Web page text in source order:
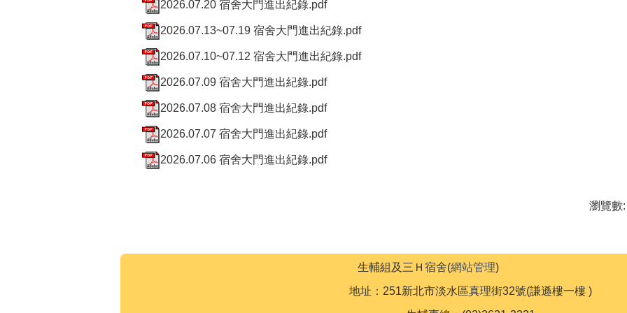
2026.07.20 宿舍大門進出紀錄.pdf
2026.07.13~07.19 宿舍大門進出紀錄.pdf
2026.07.10~07.12 宿舍大門進出紀錄.pdf
2026.07.09 宿舍大門進出紀錄.pdf
2026.07.08 宿舍大門進出紀錄.pdf
2026.07.07 宿舍大門進出紀錄.pdf
2026.07.06 宿舍大門進出紀錄.pdf
瀏覽數:
生輔組及三Ｈ宿舍(網站管理)
地址：251新北市淡水區真理街32號(謙遜樓一樓 )